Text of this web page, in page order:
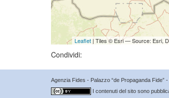
Leaflet| Tiles © Esri — Source: Esri,
Condividi:
Agenzia Fides - Palazzo “de Propaganda Fide”
I contenuti del sito sono